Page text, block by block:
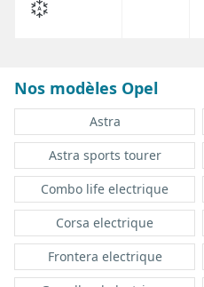
Nos modèles Opel
Astra
Astra sports tourer
Combo life electrique
Corsa electrique
Frontera electrique